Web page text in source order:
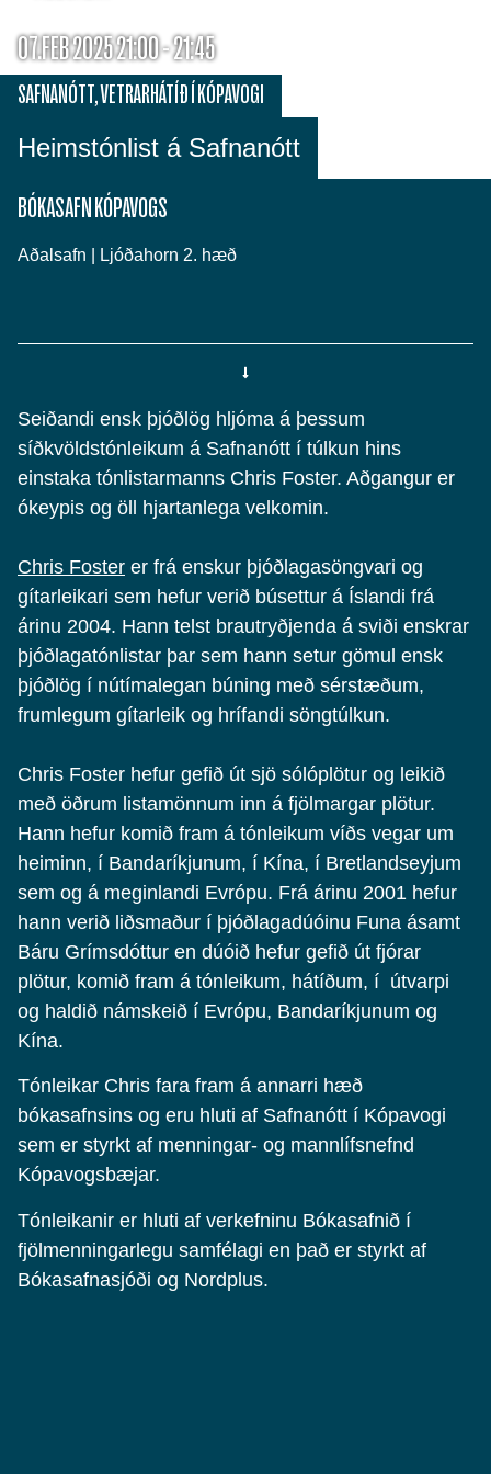
07.FEB 2025 21:00 - 21:45
Heimstónlist á Safnanótt
SAFNANÓTT,VETRARHÁTÍÐ Í KÓPAVOGI
BÓKASAFN KÓPAVOGS
Aðalsafn | Ljóðahorn 2. hæð
Seiðandi ensk þjóðlög hljóma á þessum
síðkvöldstónleikum á Safnanótt í túlkun hins
einstaka tónlistarmanns Chris Foster. Aðgangur er
ókeypis og öll hjartanlega velkomin.
Chris Foster er frá enskur þjóðlagasöngvari og
gítarleikari sem hefur verið búsettur á Íslandi frá
árinu 2004. Hann telst brautryðjenda á sviði enskrar
þjóðlagatónlistar þar sem hann setur gömul ensk
þjóðlög í nútímalegan búning með sérstæðum,
frumlegum gítarleik og hrífandi söngtúlkun.
Chris Foster hefur gefið út sjö sólóplötur og leikið
með öðrum listamönnum inn á fjölmargar plötur.
Hann hefur komið fram á tónleikum víðs vegar um
heiminn, í Bandaríkjunum, í Kína, í Bretlandseyjum
sem og á meginlandi Evrópu. Frá árinu 2001 hefur
hann verið liðsmaður í þjóðlagadúóinu Funa ásamt
Báru Grímsdóttur en dúóið hefur gefið út fjórar
plötur, komið fram á tónleikum, hátíðum, í útvarpi
og haldið námskeið í Evrópu, Bandaríkjunum og
Kína.
Tónleikar Chris fara fram á annarri hæð
bókasafnsins og eru hluti af Safnanótt í Kópavogi
sem er styrkt af menningar- og mannlífsnefnd
Kópavogsbæjar.
Tónleikanir er hluti af verkefninu Bókasafnið í
fjölmenningarlegu samfélagi en það er styrkt af
Bókasafnasjóði og Nordplus.